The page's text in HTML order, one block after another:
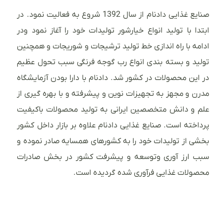
صنایع غذایی دادنام از سال 1392 شروع به فعالیت نمود. در
ابتدا با تولید انواع خیارشور تولیدات خود را آغاز نمود ودر
ادامه با راه اندازی خط تولید ترشیجات و شوریجات و همچنین
تولید و بسته بندی انواع رب گوجه فرنگی سبب تحول عظیم
در این محصولات در کشور شد. دادنام با دارا بودن آزمایشگاه
مدرن و مجهز به تجهیزات نوین و پیشرفته و با بهره گیری از
علم و دانش متخصصین ایرانی به تولید محصولات باکیفیت
پرداخته است. صنایع غذایی دادنام علاوه بر بازار داخل کشور
بخشی از تولیدات خود را به کشورهای همسایه صادر نموده و
سبب ارز آوری وتوسعه و پیشرفت کشور در بخش صادرات
محصولات غذایی فرآوری شده گردیده است.